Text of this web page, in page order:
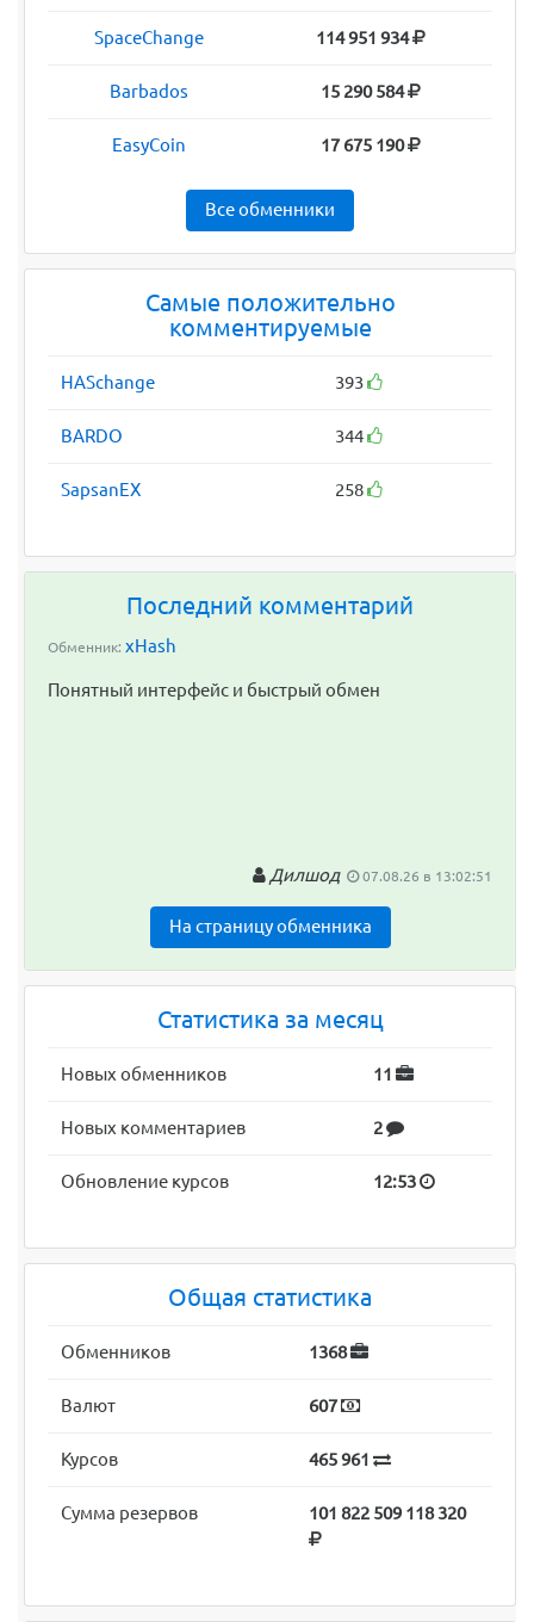
SpaceChange 114 951 934
Barbados 15 290 584
EasyCoin 17 675 190
Все обменники
Самые положительно
комментируемые
HASchange 393
BARDO 344
SapsanEX 258
Последний комментарий
Обменник: xHash
Понятный интерфейс и быстрый обмен
Дилшод 07.08.26 в 13:02:51
На страницу обменника
Статистика за месяц
Новых обменников 11
Новых комментариев 2
Обновление курсов 12:53
Общая статистика
Обменников 1368
Валют 607
Курсов 465 961
Сумма резервов 101 822 509 118 320